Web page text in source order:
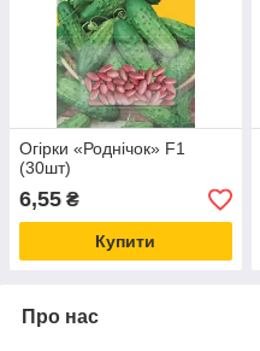
Огірки «Роднічок» F1
(30шт)
6,55 ₴
Купити
Про нас